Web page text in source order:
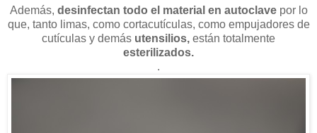
Además, desinfectan todo el material en autoclavepor lo
que, tanto limas, como cortacutículas, como empujadores de
cutículas y demás utensilios, están totalmente
esterilizados.
.